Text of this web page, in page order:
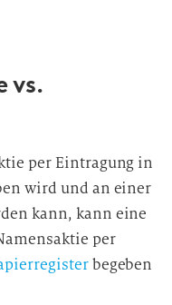
vs.
per Eintragung in
wird und an einer
kann, kann eine
per
begeben